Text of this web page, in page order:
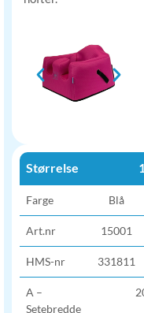
Størrelse
Farge Blå
Art.nr 15001
HMS-nr 331811
A –
Setebredde